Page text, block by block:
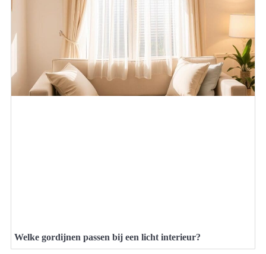
Welke gordijnen passen bij een licht interieur?